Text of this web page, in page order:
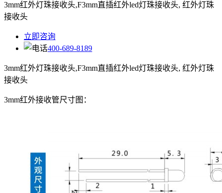
3mm红外灯珠接收头,F3mm直插红外led灯珠接收头, 红外灯珠
接收头
立即咨询
400-689-8189
3mm红外灯珠接收头,F3mm直插红外led灯珠接收头, 红外灯珠
接收头
3mm红外接收管尺寸图：